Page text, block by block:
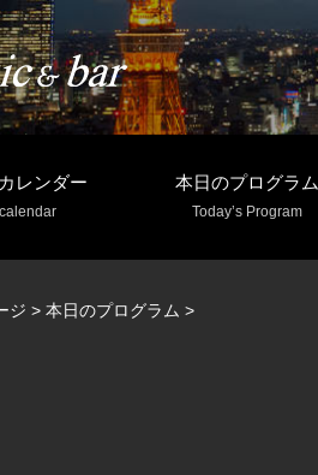
レンダー 本日のプログラム
Today’s Program
ジ > 本日のプログラム >